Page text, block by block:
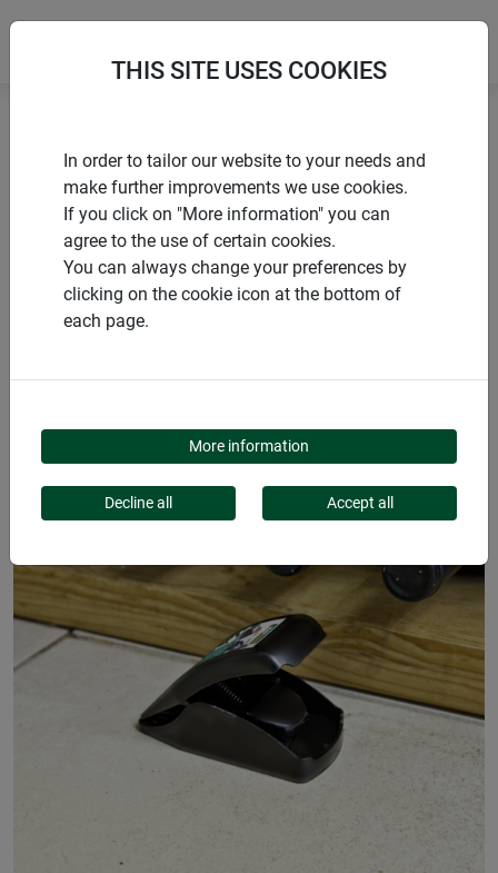
Accueil Souris & rats Tapettes à souris et rats SNAP
PRODUITS
TAPETTES À SOURIS
THIS SITE USES COOKIES
In order to tailor our website to your needs and
make further improvements we use cookies.
If you click on "More information" you can
agree to the use of certain cookies.
You can always change your preferences by
clicking on the cookie icon at the bottom of
each page.
More information
Decline all Accept all